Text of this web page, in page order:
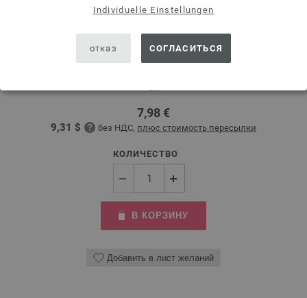
Individuelle Einstellungen
отказ СОГЛАСИТЬСЯ
длина 60 см
см
7,98 €
9,31 $ без НДС, плюс стоимость пересылки
КОЛИЧЕСТВО
В КОРЗИНУ
Добавить в лист желаний